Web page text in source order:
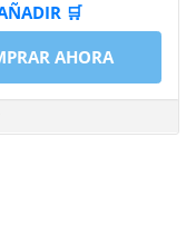
🛒
AHORA